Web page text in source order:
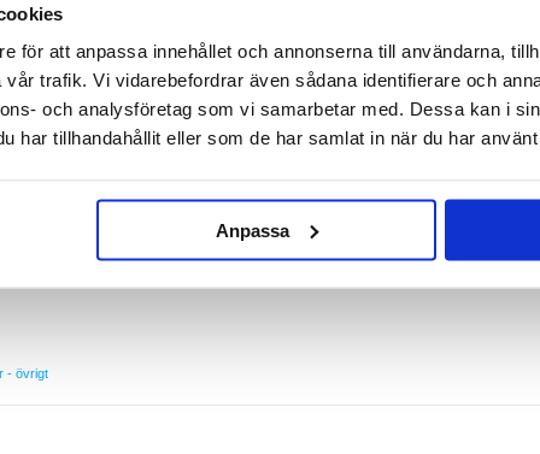
för att anpassa innehållet och annonserna till användarna,
trafik. Vi vidarebefordrar även sådana identifierare och
och analysföretag som vi samarbetar med. Dessa kan i
har tillhandahållit eller som de har samlat in när du har
Anpassa
A02s - 9H, 0.3mm
skydd med detta hållbara skärmskydd i härdat glas.
A02s mot vardagliga stötar, repor och andra mindre skador. Otroligt tunn och helt
medan de speciellt avrundade kanterna bevarar den ursprungliga looken och känslan av
Galaxy A02s
täcker INTE hela skärmen av din Samsung Galaxy A02s
- övrigt